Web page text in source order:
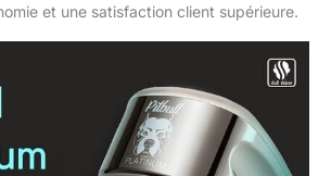
et une satisfaction client supérieure.